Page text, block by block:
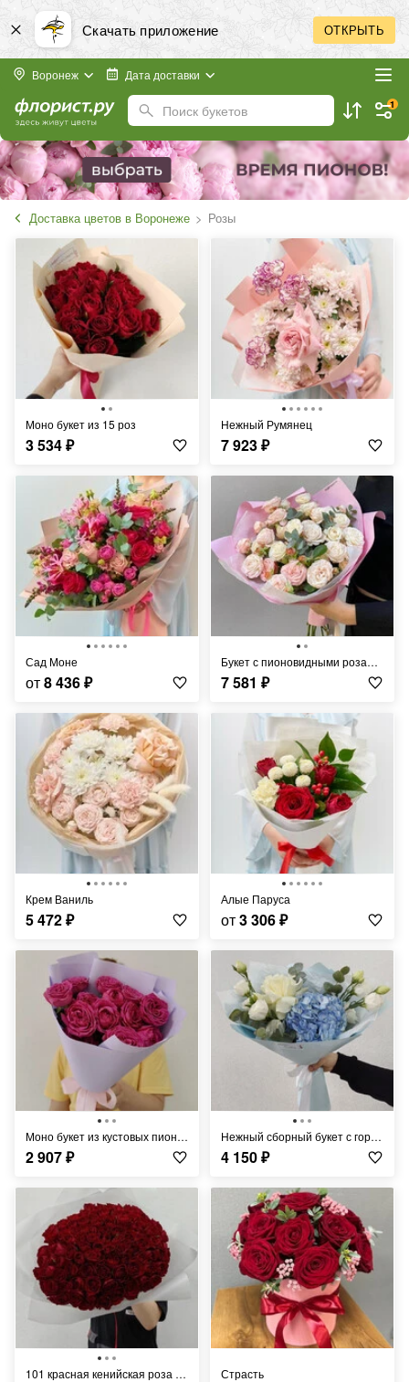
Скачать приложение ОТКРЫТЬ
Воронеж Дата доставки
Поиск букетов 1
Доставка цветов в Воронеже Розы
Моно букет из 15 роз
3 534₽
Нежный Румянец
7 923₽
Сад Моне
от8 436₽
Букет с пионовидными розами и эвкалиптом
7 581 ₽
Крем Ваниль
5 472₽
Алые Паруса
от3 306₽
Моно букет из кустовых пионовидных роз
2 907₽
Нежный сборный букет с гортензией и эустомой
4 150₽
101 красная кенийская роза 40см Страсть